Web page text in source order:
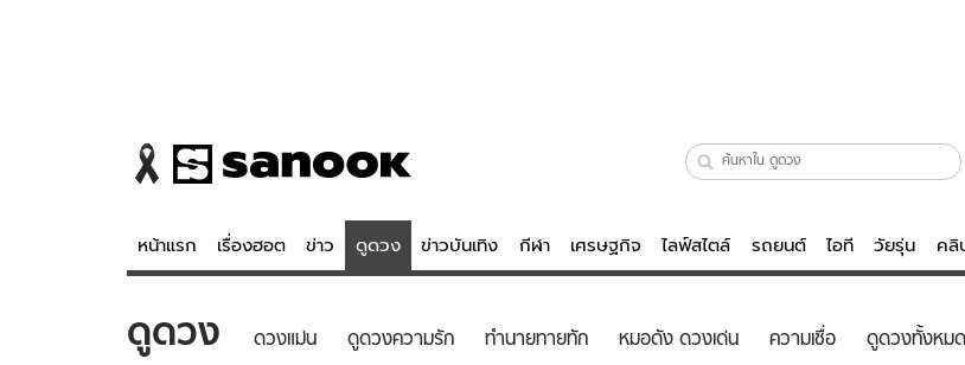
หน้าแรก เรื่องฮอต ข่าว ดูดวง ข่าวบันเทิง กีฬา เศรษฐกิจ ไลฟ์สไตล์ รถยนต์ ไอที วัยรุ่น คลิ
ข่าว ดูดวง - ตรวจหวย ไลฟ์สไตล์
ดูดวง ดวงแม่น ดูดวงความรัก ทํานายทายทัก หมอดัง ดวงเด่น ความเชื่อ ดูดวงทั้งหมด